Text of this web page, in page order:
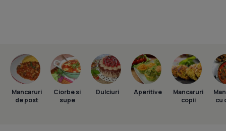
Mancaruri
de post
Ciorbe si
supe
Dulciuri Aperitive
Mancaruri
copii
cu